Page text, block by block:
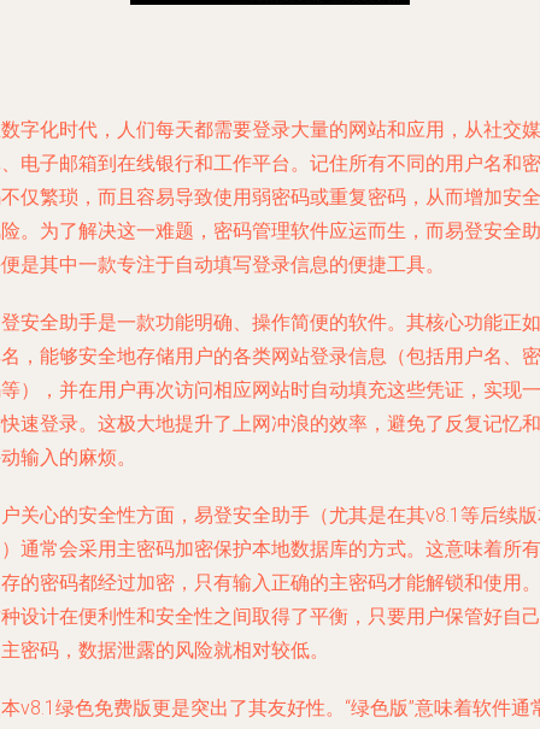
字化时代，人们每天都需要登录大量的网站和应用，从社交媒
电子邮箱到在线银行和工作平台。记住所有不同的用户名和密
仅繁琐，而且容易导致使用弱密码或重复密码，从而增加安全
。为了解决这一难题，密码管理软件应运而生，而易登安全助
是其中一款专注于自动填写登录信息的便捷工具。
安全助手是一款功能明确、操作简便的软件。其核心功能正如
，能够安全地存储用户的各类网站登录信息（包括用户名、密
），并在用户再次访问相应网站时自动填充这些凭证，实现一
速登录。这极大地提升了上网冲浪的效率，避免了反复记忆和
输入的麻烦。
关心的安全性方面，易登安全助手（尤其是在其v8.1等后续
通常会采用主密码加密保护本地数据库的方式。这意味着所有
的密码都经过加密，只有输入正确的主密码才能解锁和使用。
设计在便利性和安全性之间取得了平衡，只要用户保管好自己
密码，数据泄露的风险就相对较低。
v8.1绿色免费版更是突出了其友好性。“绿色版”意味着软件通